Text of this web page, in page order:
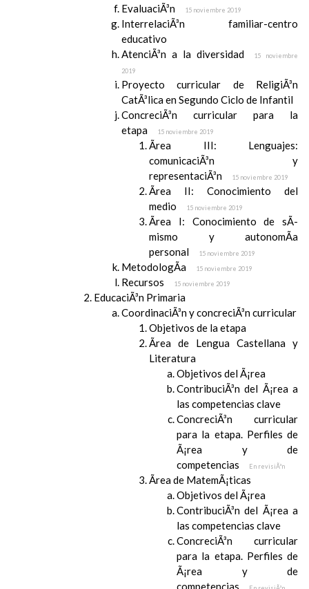
EvaluaciÃ³n 15 noviembre 2019
InterrelaciÃ³n familiar-centro
educativo
AtenciÃ³n a la diversidad
15 noviembre
2019
Proyecto curricular de ReligiÃ³n
CatÃ³lica en Segundo Ciclo de Infantil
ConcreciÃ³n curricular para la
etapa
15 noviembre 2019
Ãrea III: Lenguajes:
comunicaciÃ³n y
representaciÃ³n
15 noviembre 2019
Ãrea II: Conocimiento del
medio
15 noviembre 2019
Ãrea I: Conocimiento de sÃ­
mismo y autonomÃ­a
personal
15 noviembre 2019
MetodologÃ­a 15 noviembre 2019
Recursos 15 noviembre 2019
EducaciÃ³n Primaria
CoordinaciÃ³n y concreciÃ³n curricular
Objetivos de la etapa
Ãrea de Lengua Castellana y
Literatura
Objetivos del Ã¡rea
ContribuciÃ³n del Ã¡rea a
las competencias clave
ConcreciÃ³n curricular
para la etapa. Perfiles de
Ã¡rea y de
competencias
En revisiÃ³n
Ãrea de MatemÃ¡ticas
Objetivos del Ã¡rea
ContribuciÃ³n del Ã¡rea a
las competencias clave
ConcreciÃ³n curricular
para la etapa. Perfiles de
Ã¡rea y de
competencias